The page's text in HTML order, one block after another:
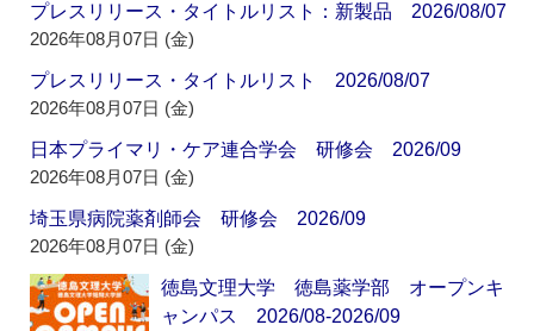
プレスリリース・タイトルリスト：新製品 2026/08/07
2026年08月07日 (金)
プレスリリース・タイトルリスト 2026/08/07
2026年08月07日 (金)
日本プライマリ・ケア連合学会 研修会 2026/09
2026年08月07日 (金)
埼玉県病院薬剤師会 研修会 2026/09
2026年08月07日 (金)
徳島文理大学 徳島薬学部 オープンキ
ャンパス 2026/08-2026/09